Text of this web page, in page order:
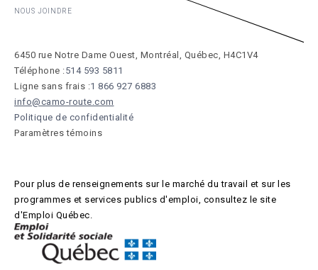
NOUS JOINDRE
6450 rue Notre Dame Ouest, Montréal, Québec, H4C1V4
Téléphone :514 593 5811
Ligne sans frais :1 866 927 6883
info@camo-route.com
Politique de confidentialité
Paramètres témoins
Pour plus de renseignements sur le marché du travail et sur les
programmes et services publics d'emploi, consultez le site
d'Emploi Québec.